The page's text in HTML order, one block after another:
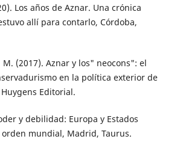
Los años de Aznar. Una crónica
allí para contarlo, Córdoba,
(2017). Aznar y los" neocons": el
en la política exterior de
Editorial.
y debilidad: Europa y Estados
mundial, Madrid, Taurus.